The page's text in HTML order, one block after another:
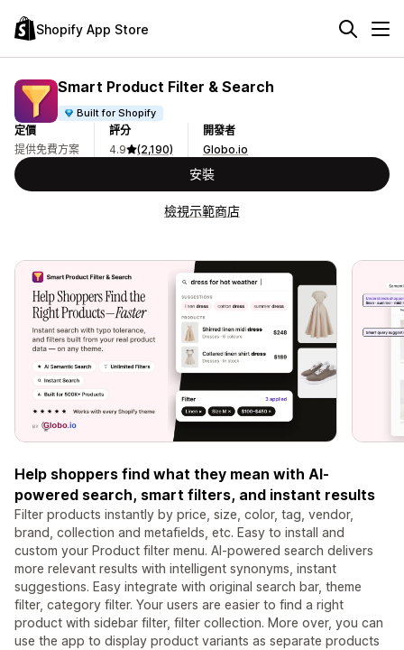
Shopify App Store
Smart Product Filter & Search
Built for Shopify
定價
提供免費方案
評分
4.9
(2,190)
開發者
Globo.io
安裝
檢視示範商店
Help shoppers find what they mean with AI-
powered search, smart filters, and instant results
Filter products instantly by price, size, color, tag, vendor,
brand, collection and metafields, etc. Easy to install and
custom your Product filter menu. AI-powered search delivers
more relevant results with intelligent synonyms, instant
suggestions. Easy integrate with original search bar, theme
filter, category filter. Your users are easier to find a right
product with sidebar filter, filter collection. More over, you can
use the app to display product variants as separate products